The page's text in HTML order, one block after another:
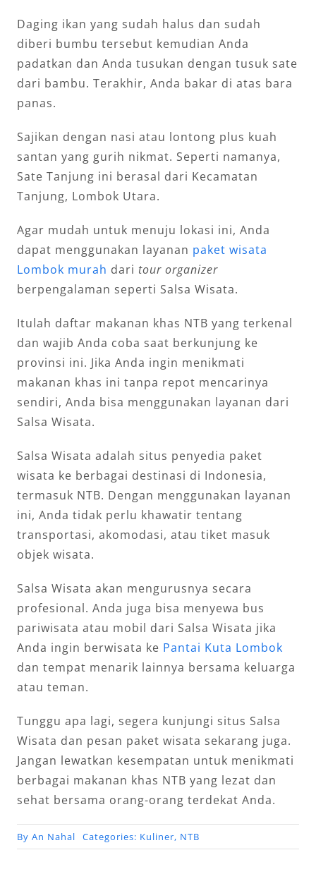
Daging ikan yang sudah halus dan sudah
diberi bumbu tersebut kemudian Anda
padatkan dan Anda tusukan dengan tusuk sate
dari bambu. Terakhir, Anda bakar di atas bara
panas.
Sajikan dengan nasi atau lontong plus kuah
santan yang gurih nikmat. Seperti namanya,
Sate Tanjung ini berasal dari Kecamatan
Tanjung, Lombok Utara.
Agar mudah untuk menuju lokasi ini, Anda
dapat menggunakan layanan paket wisata
Lombok murah dari tour organizer
berpengalaman seperti Salsa Wisata.
Itulah daftar makanan khas NTB yang terkenal
dan wajib Anda coba saat berkunjung ke
provinsi ini. Jika Anda ingin menikmati
makanan khas ini tanpa repot mencarinya
sendiri, Anda bisa menggunakan layanan dari
Salsa Wisata.
Salsa Wisata adalah situs penyedia paket
wisata ke berbagai destinasi di Indonesia,
termasuk NTB. Dengan menggunakan layanan
ini, Anda tidak perlu khawatir tentang
transportasi, akomodasi, atau tiket masuk
objek wisata.
Salsa Wisata akan mengurusnya secara
profesional. Anda juga bisa menyewa bus
pariwisata atau mobil dari Salsa Wisata jika
Anda ingin berwisata ke Pantai Kuta Lombok
dan tempat menarik lainnya bersama keluarga
atau teman.
Tunggu apa lagi, segera kunjungi situs Salsa
Wisata dan pesan paket wisata sekarang juga.
Jangan lewatkan kesempatan untuk menikmati
berbagai makanan khas NTB yang lezat dan
sehat bersama orang-orang terdekat Anda.
By An Nahal Categories: Kuliner, NTB